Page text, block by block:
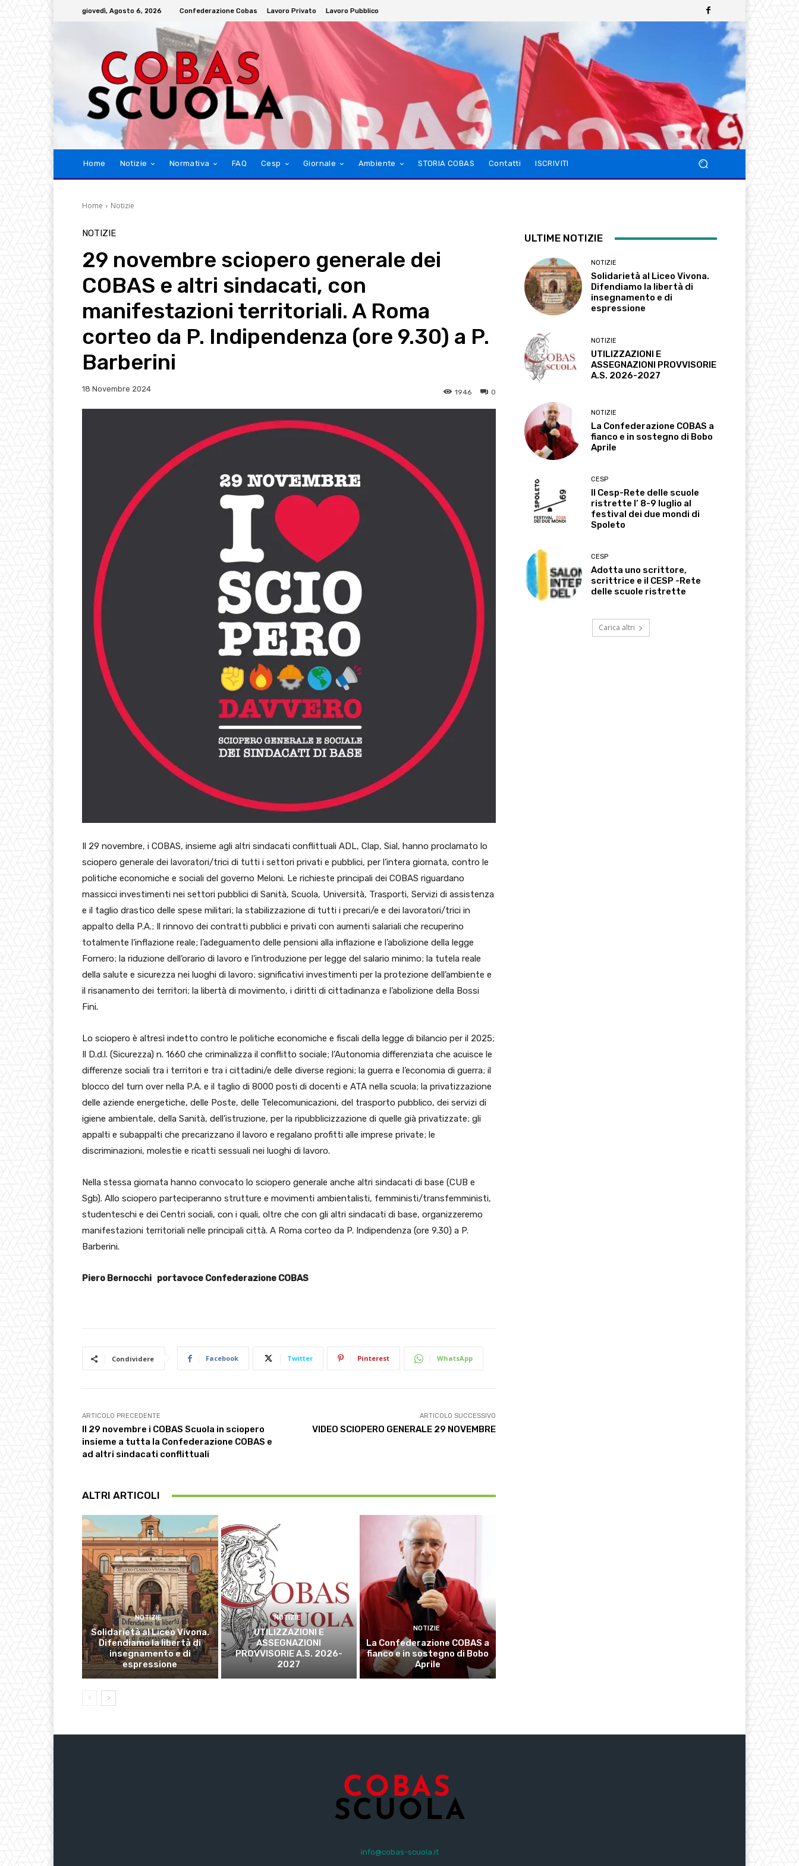
giovedì, Agosto 6, 2026 Confederazione Cobas Lavoro Privato Lavoro Pubblico
Home Notizie Normativa FAQ Cesp Giornale Ambiente STORIA COBAS Contatti ISCRIVITI
Home Notizie
NOTIZIE
29 novembre sciopero generale dei
COBAS e altri sindacati, con
manifestazioni territoriali. A Roma
corteo da P. Indipendenza (ore 9.30) a P.
Barberini
18 Novembre 2024 0
1946
Il 29 novembre, i COBAS, insieme agli altri sindacati conflittuali ADL, Clap, Sial, hanno proclamato lo
sciopero generale dei lavoratori/trici di tutti i settori privati e pubblici, per l’intera giornata, contro le
politiche economiche e sociali del governo Meloni. Le richieste principali dei COBAS riguardano
massicci investimenti nei settori pubblici di Sanità, Scuola, Università, Trasporti, Servizi di assistenza
e il taglio drastico delle spese militari; la stabilizzazione di tutti i precari/e e dei lavoratori/trici in
appalto della P.A.; Il rinnovo dei contratti pubblici e privati con aumenti salariali che recuperino
totalmente l’inflazione reale; l’adeguamento delle pensioni alla inflazione e l’abolizione della legge
Fornero; la riduzione dell’orario di lavoro e l’introduzione per legge del salario minimo; la tutela reale
della salute e sicurezza nei luoghi di lavoro; significativi investimenti per la protezione dell’ambiente e
il risanamento dei territori; la libertà di movimento, i diritti di cittadinanza e l’abolizione della Bossi
Fini.
Lo sciopero è altresì indetto contro le politiche economiche e fiscali della legge di bilancio per il 2025;
Il D.d.l. (Sicurezza) n. 1660 che criminalizza il conflitto sociale; l’Autonomia differenziata che acuisce le
differenze sociali tra i territori e tra i cittadini/e delle diverse regioni; la guerra e l’economia di guerra; il
blocco del turn over nella P.A. e il taglio di 8000 posti di docenti e ATA nella scuola; la privatizzazione
delle aziende energetiche, delle Poste, delle Telecomunicazioni, del trasporto pubblico, dei servizi di
igiene ambientale, della Sanità, dell’istruzione, per la ripubblicizzazione di quelle già privatizzate; gli
appalti e subappalti che precarizzano il lavoro e regalano profitti alle imprese private; le
discriminazioni, molestie e ricatti sessuali nei luoghi di lavoro.
Nella stessa giornata hanno convocato lo sciopero generale anche altri sindacati di base (CUB e
Sgb). Allo sciopero parteciperanno strutture e movimenti ambientalisti, femministi/transfemministi,
studenteschi e dei Centri sociali, con i quali, oltre che con gli altri sindacati di base, organizzeremo
manifestazioni territoriali nelle principali città. A Roma corteo da P. Indipendenza (ore 9.30) a P.
Barberini.
Piero Bernocchi portavoce Confederazione COBAS
Condividere Facebook Twitter Pinterest WhatsApp
ARTICOLO PRECEDENTE
Il 29 novembre i COBAS Scuola in sciopero
insieme a tutta la Confederazione COBAS e
ad altri sindacati conflittuali
ARTICOLO SUCCESSIVO
VIDEO SCIOPERO GENERALE 29 NOVEMBRE
ALTRI ARTICOLI
NOTIZIE
Solidarietà al Liceo Vivona.
Difendiamo la libertà di
insegnamento e di
espressione
NOTIZIE
UTILIZZAZIONI E
ASSEGNAZIONI
PROVVISORIE A.S. 2026-
2027
NOTIZIE
La Confederazione COBAS a
fianco e in sostegno di Bobo
Aprile
ULTIME NOTIZIE
NOTIZIE
Solidarietà al Liceo Vivona.
Difendiamo la libertà di
insegnamento e di
espressione
NOTIZIE
UTILIZZAZIONI E
ASSEGNAZIONI PROVVISORIE
A.S. 2026-2027
NOTIZIE
La Confederazione COBAS a
fianco e in sostegno di Bobo
Aprile
CESP
Il Cesp-Rete delle scuole
ristrette l’ 8-9 luglio al
festival dei due mondi di
Spoleto
CESP
Adotta uno scrittore,
scrittrice e il CESP -Rete
delle scuole ristrette
Carica altri
info@cobas-scuola.it